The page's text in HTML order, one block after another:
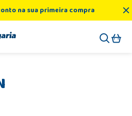
na sua primeira compra